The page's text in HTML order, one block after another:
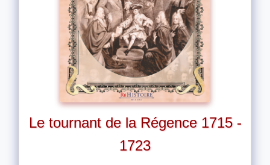
Le tournant de la Régence 1715 -
1723